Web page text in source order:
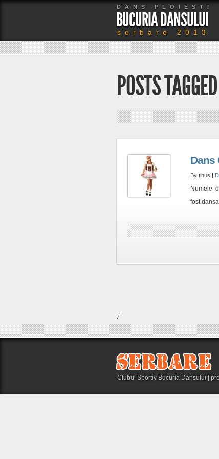
DANS PLOIESTI
BUCURIA DANSULUI
serbare 2013
POSTS
Dans
By tinus |
Numele
fost
7
Clubul Sportiv Bucuria Dansului |